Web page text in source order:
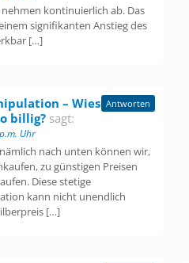
kontinuierlich ab. Das
signifikanten Anstieg des
[…]
– Wieso ist
billig? sagt:
Uhr
nach unten können wir,
zu günstigen Preisen
Diese stetige
kann nicht unendlich
[…]
Antworten